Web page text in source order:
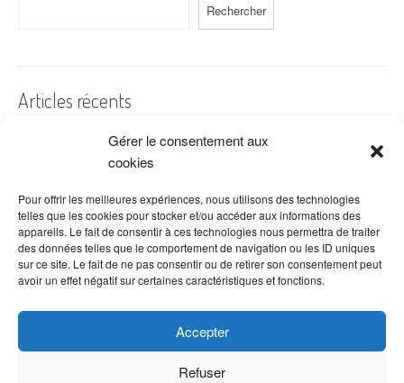
Gérer le consentement aux
cookies
Pour offrir les meilleures expériences, nous utilisons des technologies
telles que les cookies pour stocker et/ou accéder aux informations des
appareils. Le fait de consentir à ces technologies nous permettra de traiter
des données telles que le comportement de navigation ou les ID uniques
sur ce site. Le fait de ne pas consentir ou de retirer son consentement peut
avoir un effet négatif sur certaines caractéristiques et fonctions.
Accepter
Refuser
Rechercher
Articles récents
A quelles dates de l’année offre-t-on des fleurs ?
Les fleurs préférées des Français
Combien de fois arroser un cactus ?
Quelles fleurs offrir pour la fête des mères ?
Idées de décoration avec fleurs séchées